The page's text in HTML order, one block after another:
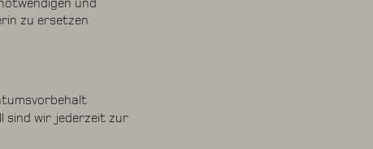
und
zu ersetzen.
sind wir jederzeit zur